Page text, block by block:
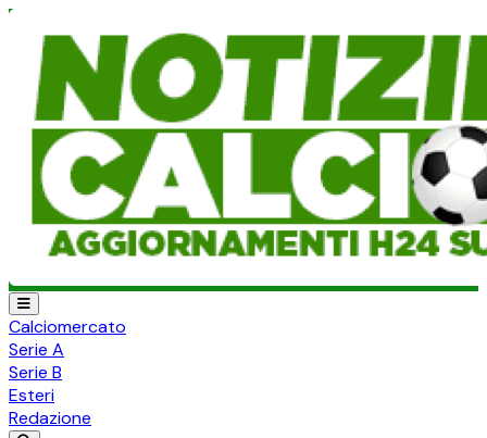
Calciomercato
Serie A
Serie B
Esteri
Redazione